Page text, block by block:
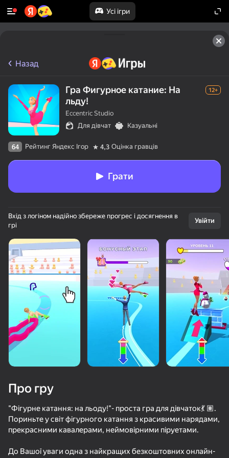
Усі ігри
Крути Сальто
Крути Сальтухи
Фруктовая Романтика
57
Порыв
Назад
Гра Фигурное катание: На
льду!
12+
Eccentric Studio
Для дівчат
Казуальні
64 Рейтинг Яндекс Ігор 4,3 Оцінка гравців
Грати
Вхід з логіном надійно збереже прогрес і досягнення в
грі
Увійти
Про гру
"Фігурне катання: на льоду!"- проста гра для дівчаток💃 🏽.
Пориньте у світ фігурного катання з красивими нарядами,
прекрасними кавалерами, неймовірними піруетами.
До Вашої уваги одна з найкращих безкоштовних онлайн-